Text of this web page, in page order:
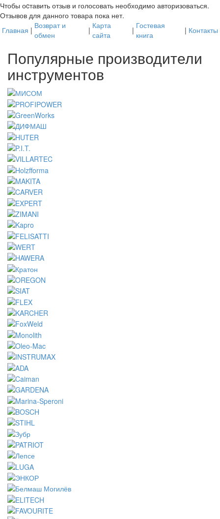
Чтобы оcтавить отзыв и голосовать необходимо авторизоваться.
Отзывов для данного товара пока нет.
Главная | Возврат и
обмен
| Карта
сайта
| Гостевая
книга
| Контакты
Популярные производители
инструментов